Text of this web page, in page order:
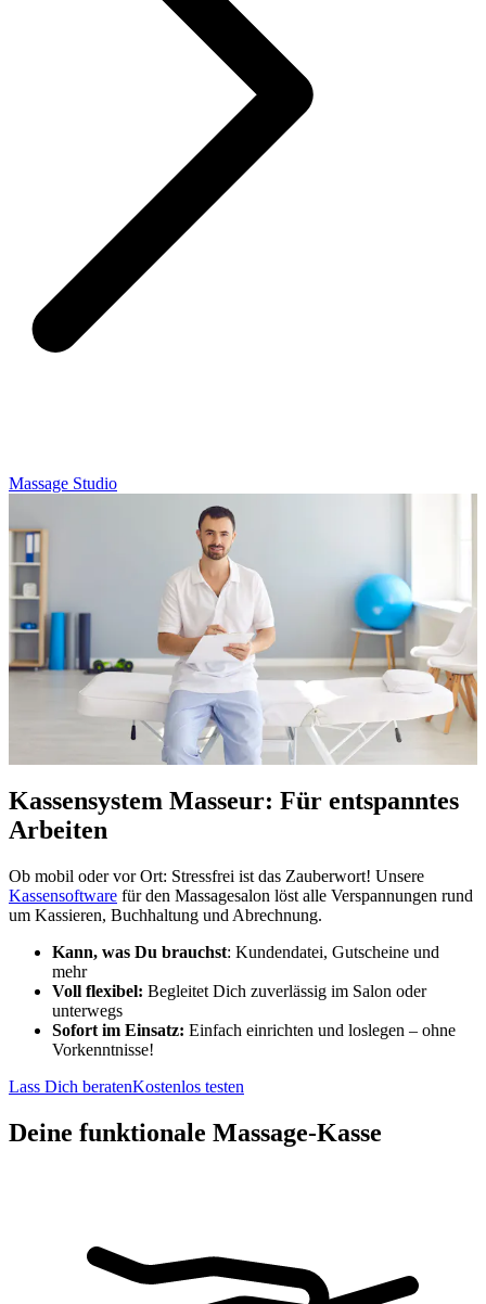
Massage Studio
Kassensystem Masseur: Für entspanntes
Arbeiten
Ob mobil oder vor Ort: Stressfrei ist das Zauberwort! Unsere
Kassensoftware für den Massagesalon löst alle Verspannungen rund
um Kassieren, Buchhaltung und Abrechnung.
Kann, was Du brauchst: Kundendatei, Gutscheine und
mehr
Voll flexibel: Begleitet Dich zuverlässig im Salon oder
unterwegs
Sofort im Einsatz: Einfach einrichten und loslegen – ohne
Vorkenntnisse!
Lass Dich beratenKostenlos testen
Deine funktionale Massage-Kasse